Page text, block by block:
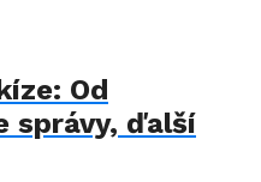
Od
správy, ďalší